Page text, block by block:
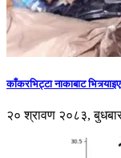
काँकरभिट्टा नाकाबाट
२० श्रावण २०८३,